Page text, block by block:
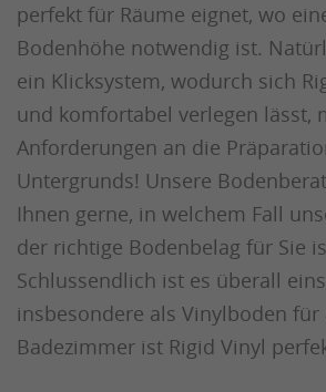
perfekt für Räume eignet, wo
Bodenhöhe notwendig ist.
ein Klicksystem, wodurch sich
und komfortabel verlegen lässt,
Anforderungen an die
Untergrunds! Unsere
Ihnen gerne, in welchem Fall
der richtige Bodenbelag für Sie
Schlussendlich ist es überall
insbesondere als Vinylboden
Badezimmer ist Rigid Vinyl